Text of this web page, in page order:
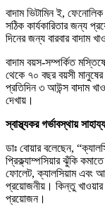
বাদাম ভিটামিন ই,
সঠিক কার্যকারিতার জন্য
দিনের জন্য বারবার বাদাম
বাদাম বয়স-সম্পর্কিত
থেকে ৭০ বছর বয়সী
প্রতিদিন ৩ আউন্স বাদাম
দেখায়।
স্বাস্থ্যকর গর্ভাবস্থায়
ডাঃ বোয়ার বলেছেন,
প্রিক্ল্যাম্পসিয়ার ঝুঁকি
ফোলেট, ক্যালসিয়াম এবং
প্রয়োজনীয়। কিন্তু খাওয়ার
প্রয়োজন।